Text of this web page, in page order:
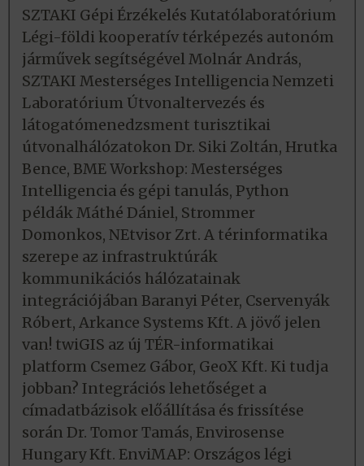
SZTAKI Gépi Érzékelés Kutatólaboratórium
Légi-földi kooperatív térképezés autonóm
járművek segítségével Molnár András,
SZTAKI Mesterséges Intelligencia Nemzeti
Laboratórium Útvonaltervezés és
látogatómenedzsment turisztikai
útvonalhálózatokon Dr. Siki Zoltán, Hrutka
Bence, BME Workshop: Mesterséges
Intelligencia és gépi tanulás, Python
példák Máthé Dániel, Strommer
Domonkos, NEtvisor Zrt. A térinformatika
szerepe az infrastruktúrák
kommunikációs hálózatainak
integrációjában Baranyi Péter, Cservenyák
Róbert, Arkance Systems Kft. A jövő jelen
van! twiGIS az új TÉR-informatikai
platform Csemez Gábor, GeoX Kft. Ki tudja
jobban? Integrációs lehetőséget a
címadatbázisok előállítása és frissítése
során Dr. Tomor Tamás, Envirosense
Hungary Kft. EnviMAP: Országos légi